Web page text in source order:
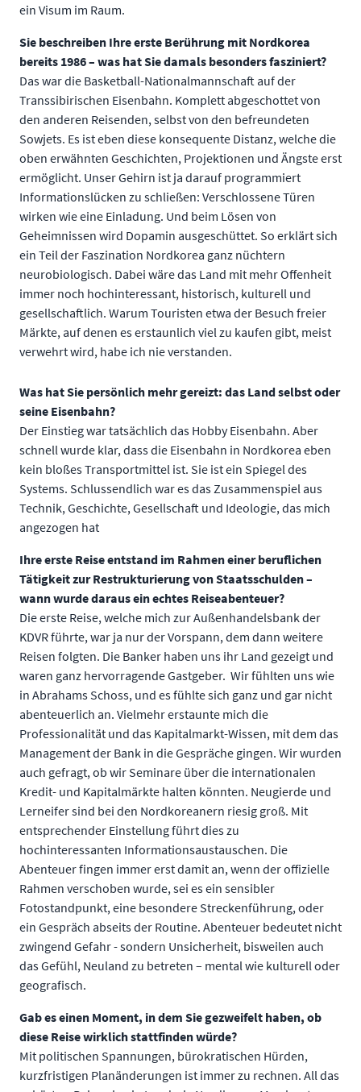
ein Visum im Raum.
Sie beschreiben Ihre erste Berührung mit Nordkorea
bereits 1986 – was hat Sie damals besonders fasziniert?
Das war die Basketball-Nationalmannschaft auf der
Transsibirischen Eisenbahn. Komplett abgeschottet von
den anderen Reisenden, selbst von den befreundeten
Sowjets. Es ist eben diese konsequente Distanz, welche die
oben erwähnten Geschichten, Projektionen und Ängste erst
ermöglicht. Unser Gehirn ist ja darauf programmiert
Informationslücken zu schließen: Verschlossene Türen
wirken wie eine Einladung. Und beim Lösen von
Geheimnissen wird Dopamin ausgeschüttet. So erklärt sich
ein Teil der Faszination Nordkorea ganz nüchtern
neurobiologisch. Dabei wäre das Land mit mehr Offenheit
immer noch hochinteressant, historisch, kulturell und
gesellschaftlich. Warum Touristen etwa der Besuch freier
Märkte, auf denen es erstaunlich viel zu kaufen gibt, meist
verwehrt wird, habe ich nie verstanden.
Was hat Sie persönlich mehr gereizt: das Land selbst oder
seine Eisenbahn?
Der Einstieg war tatsächlich das Hobby Eisenbahn. Aber
schnell wurde klar, dass die Eisenbahn in Nordkorea eben
kein bloßes Transportmittel ist. Sie ist ein Spiegel des
Systems. Schlussendlich war es das Zusammenspiel aus
Technik, Geschichte, Gesellschaft und Ideologie, das mich
angezogen hat
Ihre erste Reise entstand im Rahmen einer beruflichen
Tätigkeit zur Restrukturierung von Staatsschulden –
wann wurde daraus ein echtes Reiseabenteuer?
Die erste Reise, welche mich zur Außenhandelsbank der
KDVR führte, war ja nur der Vorspann, dem dann weitere
Reisen folgten. Die Banker haben uns ihr Land gezeigt und
waren ganz hervorragende Gastgeber. Wir fühlten uns wie
in Abrahams Schoss, und es fühlte sich ganz und gar nicht
abenteuerlich an. Vielmehr erstaunte mich die
Professionalität und das Kapitalmarkt-Wissen, mit dem das
Management der Bank in die Gespräche gingen. Wir wurden
auch gefragt, ob wir Seminare über die internationalen
Kredit- und Kapitalmärkte halten könnten. Neugierde und
Lerneifer sind bei den Nordkoreanern riesig groß. Mit
entsprechender Einstellung führt dies zu
hochinteressanten Informationsaustauschen. Die
Abenteuer fingen immer erst damit an, wenn der offizielle
Rahmen verschoben wurde, sei es ein sensibler
Fotostandpunkt, eine besondere Streckenführung, oder
ein Gespräch abseits der Routine. Abenteuer bedeutet nicht
zwingend Gefahr - sondern Unsicherheit, bisweilen auch
das Gefühl, Neuland zu betreten – mental wie kulturell oder
geografisch.
Gab es einen Moment, in dem Sie gezweifelt haben, ob
diese Reise wirklich stattfinden würde?
Mit politischen Spannungen, bürokratischen Hürden,
kurzfristigen Planänderungen ist immer zu rechnen. All das